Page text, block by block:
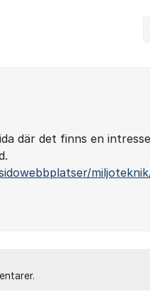
där det finns en